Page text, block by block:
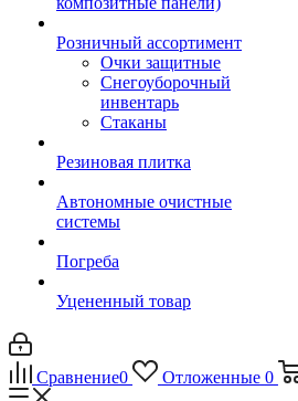
Розничный ассортимент
Очки защитные
Снегоуборочный
инвентарь
Стаканы
Резиновая плитка
Автономные очистные
системы
Погреба
Уцененный товар
Сравнение0 Отложенные 0